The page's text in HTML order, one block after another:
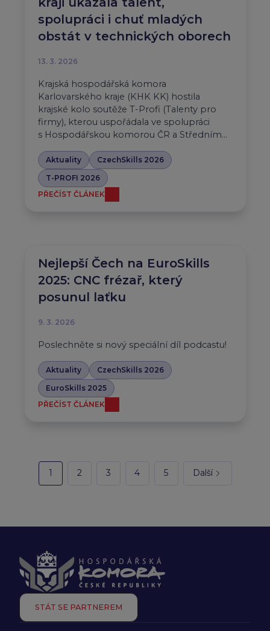
spolupráci i chuť mladých
obstát v technických oborech
13. 3. 2026
Krajská hospodářská komora
Karlovarského kraje (KHK KK) hostila
krajské kolo soutěže T-Profi (Talenty pro
firmy), kterou uspořádala ve spolupráci
s Hospodářskou komorou ČR a Středním…
Aktuality
CzechSkills 2026
T-PROFI 2026
PŘEČÍST ČLÁNEK
Nejlepší Čech na EuroSkills
2025: CNC frézař, který
posunul laťku
9. 3. 2026
Poslechněte si nový speciální díl podcastu!
Aktuality
CzechSkills 2026
EuroSkills 2025
PŘEČÍST ČLÁNEK
1 2 3 4 5 Další
STÁT SE PARTNEREM